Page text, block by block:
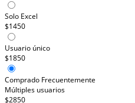
Solo Excel
$1450
Usuario único
$1850
Comprado Frecuentemente
Múltiples usuarios
$2850